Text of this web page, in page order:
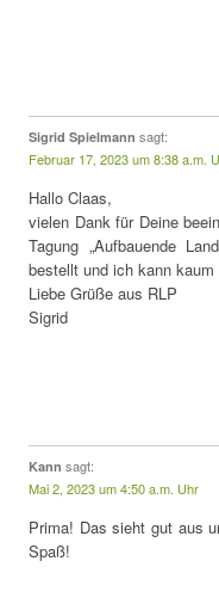
Sigrid Spielmann sagt:
Februar 17, 2023 um 8:38 a.m.
Hallo Claas,
vielen Dank für Deine
Tagung „Aufbauende
bestellt und ich kann
Liebe Grüße aus RLP
Sigrid
Kann sagt:
Mai 2, 2023 um 4:50 a.m. Uhr
Prima! Das sieht gut aus
Spaß!